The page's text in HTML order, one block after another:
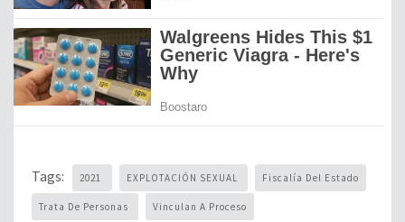
Tags: 2021 EXPLOTACIÓN SEXUAL Fiscalía Del Estado
Trata De Personas Vinculan A Proceso